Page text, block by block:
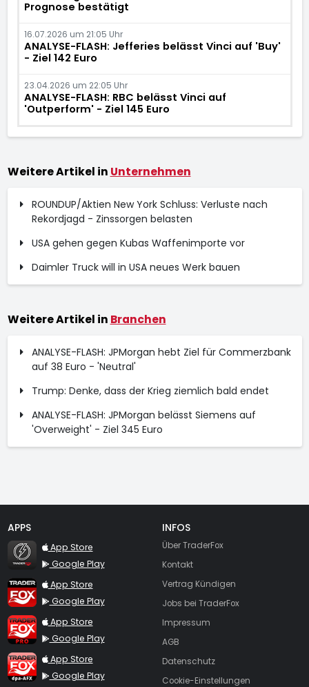
Prognose bestätigt
16.07.2026 um 21:05 Uhr
ANALYSE-FLASH: Jefferies belässt Vinci auf 'Buy'
- Ziel 142 Euro
23.04.2026 um 22:05 Uhr
ANALYSE-FLASH: RBC belässt Vinci auf
'Outperform' - Ziel 145 Euro
Weitere Artikel in Unternehmen
ROUNDUP/Aktien New York Schluss: Verluste nach
Rekordjagd - Zinssorgen belasten
USA gehen gegen Kubas Waffenimporte vor
Daimler Truck will in USA neues Werk bauen
Weitere Artikel in Branchen
ANALYSE-FLASH: JPMorgan hebt Ziel für Commerzbank
auf 38 Euro - 'Neutral'
Trump: Denke, dass der Krieg ziemlich bald endet
ANALYSE-FLASH: JPMorgan belässt Siemens auf
'Overweight' - Ziel 345 Euro
APPS
TraderFox Flash
App Store
Google Play
TraderFox App
App Store
Google Play
TraderFox Pro
App Store
Google Play
TraderFox dpa-AFX ProFeed
App Store
Google Play
INFOS
Über TraderFox
Kontakt
Vertrag Kündigen
Jobs bei TraderFox
Impressum
AGB
Datenschutz
Cookie-Einstellungen